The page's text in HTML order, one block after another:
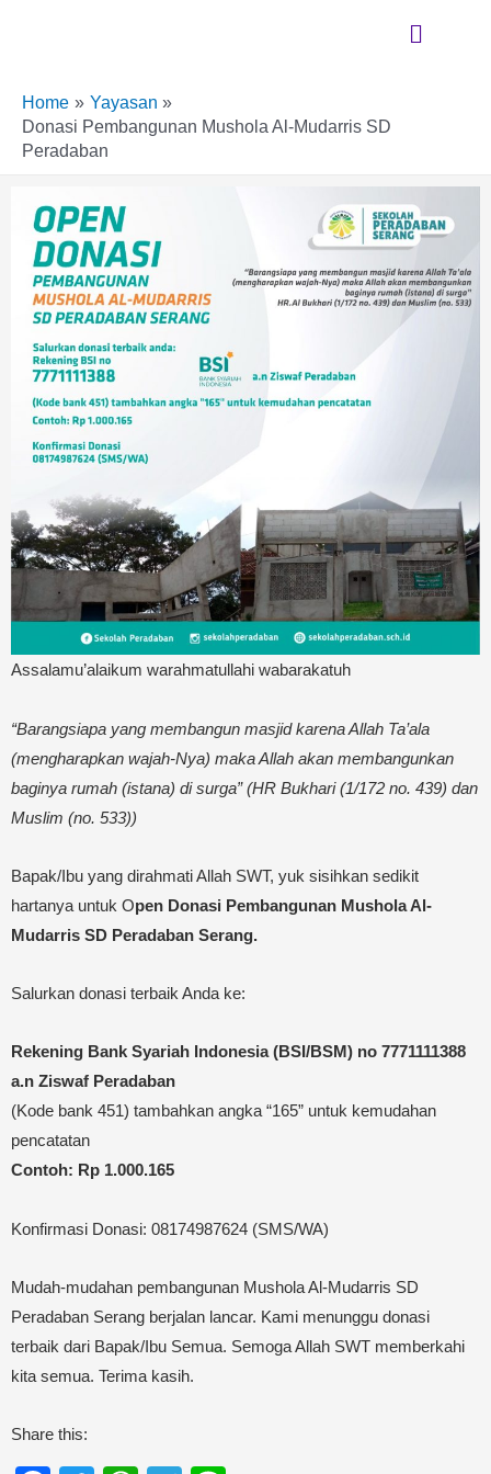
Menu
Home
Yayasan
Donasi Pembangunan Mushola Al-Mudarris SD
Peradaban
Assalamu’alaikum warahmatullahi wabarakatuh
“Barangsiapa yang membangun masjid karena Allah Ta’ala
(mengharapkan wajah-Nya) maka Allah akan membangunkan
baginya rumah (istana) di surga” (HR Bukhari (1/172 no. 439) dan
Muslim (no. 533))
Bapak/Ibu yang dirahmati Allah SWT, yuk sisihkan sedikit
hartanya untuk Open Donasi Pembangunan Mushola Al-
Mudarris SD Peradaban Serang.
Salurkan donasi terbaik Anda ke:
Rekening Bank Syariah Indonesia (BSI/BSM) no 7771111388
a.n Ziswaf Peradaban
(Kode bank 451) tambahkan angka “165” untuk kemudahan
pencatatan
Contoh: Rp 1.000.165
Konfirmasi Donasi: 08174987624 (SMS/WA)
Mudah-mudahan pembangunan Mushola Al-Mudarris SD
Peradaban Serang berjalan lancar. Kami menunggu donasi
terbaik dari Bapak/Ibu Semua. Semoga Allah SWT memberkahi
kita semua. Terima kasih.
Share this: